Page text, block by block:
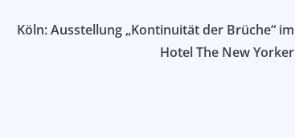
Köln: Ausstellung „Kontinuität der Brüche“ im
Hotel The New Yorker